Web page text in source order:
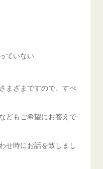
ていない
まざまですので、すべ
どもご希望にお答えで
せ時にお話を致しまし